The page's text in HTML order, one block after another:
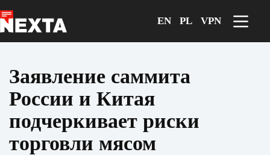
к
сути
EN PL VPN
Заявление саммита
России и Китая
подчеркивает риски
торговли мясом